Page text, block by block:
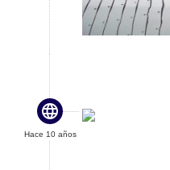

Hace 10 años